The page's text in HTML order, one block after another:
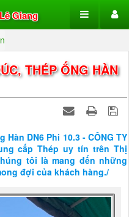
Giang
THÉP ỐNG HÀN
DN6 Phi 10.3 - CÔNG TY
cấp Thép uy tín trên Thị
tôi là mang đến những
đợi của khách hàng./